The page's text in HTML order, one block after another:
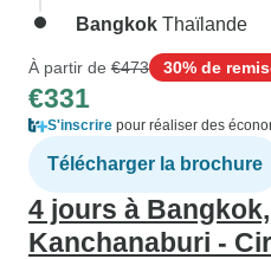
Bangkok Thaïlande
À partir de €473 30% de
€331
S'inscrire pour réaliser des
Télécharger la brochure
4 jours à
Kanchanaburi -